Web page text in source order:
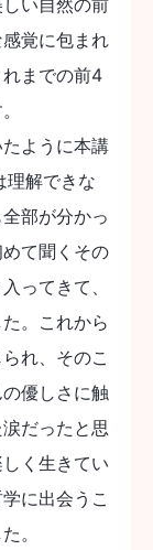
覚に包まれ
までの前4
ように本講
理解できな
部が分かっ
て聞くその
ってきて、
。これから
れ、そのこ
優しさに触
だったと思
く生きてい
に出会うこ
。